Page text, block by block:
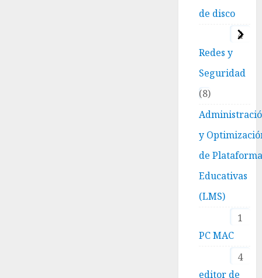
de disco
4
Redes y
Seguridad
8
y
de
Educativas
(LMS)
1
PC MAC
4
editor de